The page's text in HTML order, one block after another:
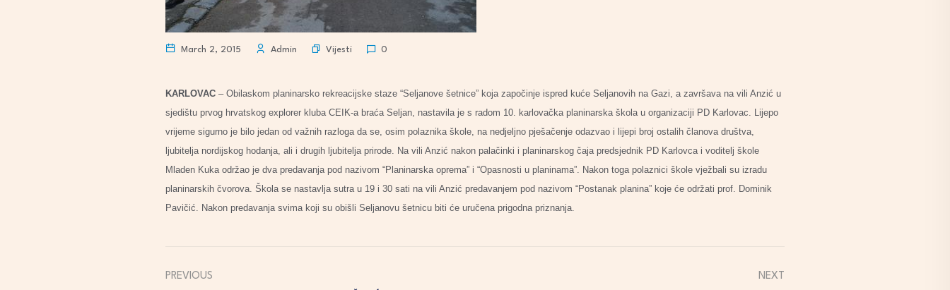
March 2, 2015 Admin Vijesti 0
KARLOVAC – Obilaskom planinarsko rekreacijske staze “Seljanove šetnice” koja započinje ispred kuće Seljanovih na Gazi, a završava na vili Anzić u
sjedištu prvog hrvatskog explorer kluba CEIK-a braća Seljan, nastavila je s radom 10. karlovačka planinarska škola u organizaciji PD Karlovac. Lijepo
vrijeme sigurno je bilo jedan od važnih razloga da se, osim polaznika škole, na nedjeljno pješačenje odazvao i lijepi broj ostalih članova društva,
ljubitelja nordijskog hodanja, ali i drugih ljubitelja prirode. Na vili Anzić nakon palačinki i planinarskog čaja predsjednik PD Karlovca i voditelj škole
Mladen Kuka održao je dva predavanja pod nazivom “Planinarska oprema” i “Opasnosti u planinama”. Nakon toga polaznici škole vježbali su izradu
planinarskih čvorova. Škola se nastavlja sutra u 19 i 30 sati na vili Anzić predavanjem pod nazivom “Postanak planina” koje će održati prof. Dominik
Pavičić. Nakon predavanja svima koji su obišli Seljanovu šetnicu biti će uručena prigodna priznanja.
PREVIOUS
NEXT